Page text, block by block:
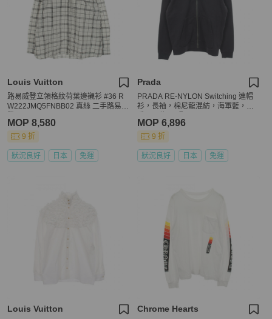
Louis Vuitton
路易威登立領格紋荷葉邊襯衫 #36 R
W222JMQ5FNBB02 真絲 二手路易威
MOP 8,580
9 折
狀況良好 日本 免運
Prada
PRADA RE-NYLON Switching 連帽
衫，長袖，棉尼龍混紡，海軍藍，二
MOP 6,896
9 折
狀況良好 日本 免運
Louis Vuitton Chrome Hearts